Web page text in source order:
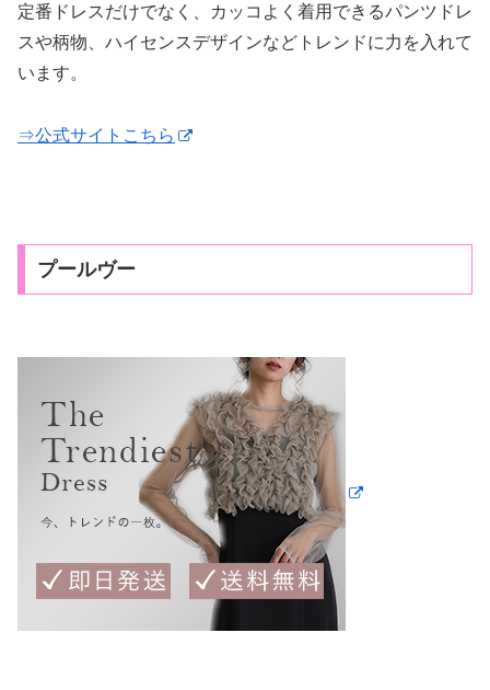
定番ドレスだけでなく、カッコよく着用できるパンツドレ
スや柄物、ハイセンスデザインなどトレンドに力を入れて
います。
⇒公式サイトこちら
プールヴー